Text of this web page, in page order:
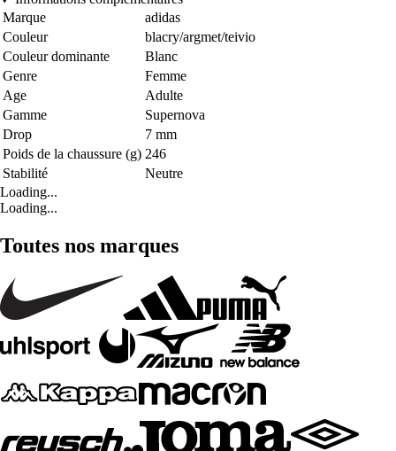
Marque
adidas
Couleur
blacry/argmet/teivio
Couleur dominante
Blanc
Genre
Femme
Age
Adulte
Gamme
Supernova
Drop
7 mm
Poids de la chaussure (g) 246
Stabilité
Neutre
Loading...
Loading...
Toutes nos marques